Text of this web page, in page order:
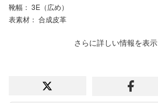
靴幅 ： 3E（広め）
表素材 ： 合成皮革
さらに詳しい情報を表示